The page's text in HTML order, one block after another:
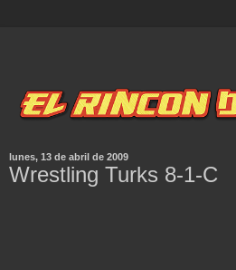
lunes, 13 de abril de 2009
Wrestling Turks 8-1-C